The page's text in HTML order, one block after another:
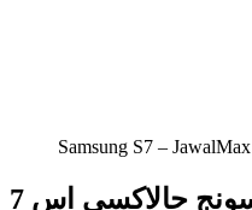
Samsung S7 – JawalMax
سامسونج جالاكسى اس 7 – Samsung